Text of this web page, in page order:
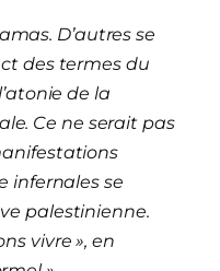
D’autres se
des termes du
de la
Ce ne serait pas
infernales se
palestinienne.
vivre », en